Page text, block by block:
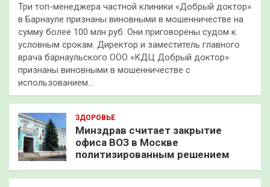
Три топ-менеджера частной клиники «Добрый доктор»
в Барнауле признаны виновными в мошенничестве на
сумму более 100 млн руб. Они приговорены судом к
условным срокам. Директор и заместитель главного
врача барнаульского ООО «КДЦ Добрый доктор»
признаны виновными в мошенничестве с
использованием…
ЗДОРОВЬЕ
Минздрав считает закрытие
офиса ВОЗ в Москве
политизированным решением